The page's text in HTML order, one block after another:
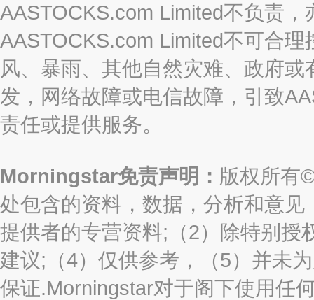
AASTOCKS.com Limited不负责
AASTOCKS.com Limited不可合
风、暴雨、其他自然灾难、政府
发，网络故障或电信故障，引致
责任或提供服务。
Morningstar免责声明： 版权所有
处包含的资料，数据，分析和意见
提供者的专营资料;（2）除特别授
建议;（4）仅供参考，（5）并未
保证.Morningstar对于阁下使用任